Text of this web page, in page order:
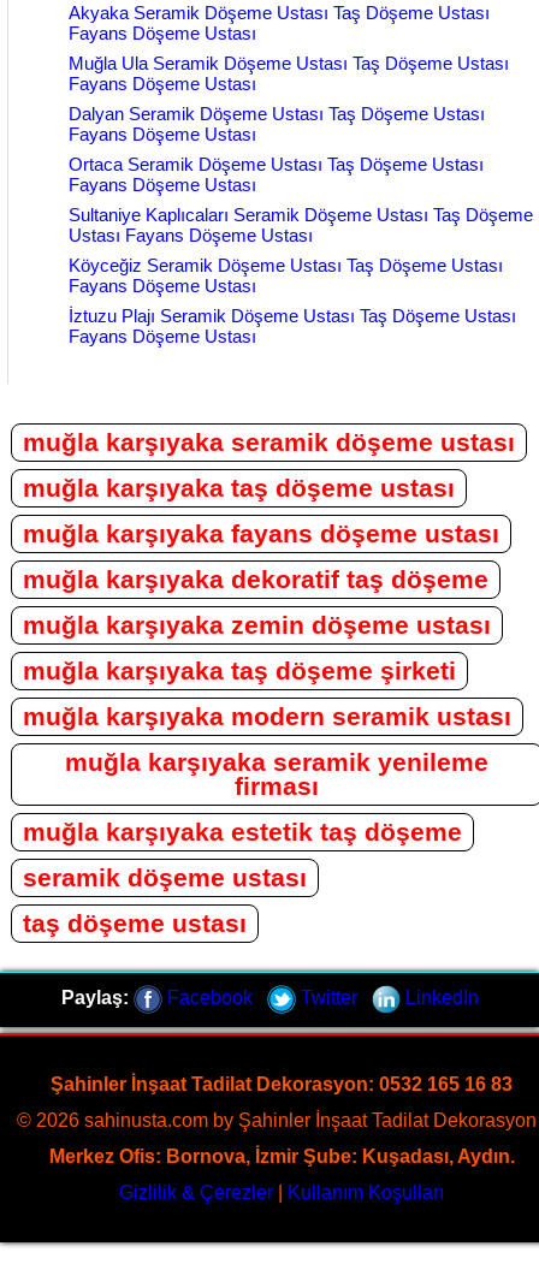
Akyaka Seramik Döşeme Ustası Taş Döşeme Ustası
Fayans Döşeme Ustası
Muğla Ula Seramik Döşeme Ustası Taş Döşeme Ustası
Fayans Döşeme Ustası
Dalyan Seramik Döşeme Ustası Taş Döşeme Ustası
Fayans Döşeme Ustası
Ortaca Seramik Döşeme Ustası Taş Döşeme Ustası
Fayans Döşeme Ustası
Sultaniye Kaplıcaları Seramik Döşeme Ustası Taş Döşeme
Ustası Fayans Döşeme Ustası
Köyceğiz Seramik Döşeme Ustası Taş Döşeme Ustası
Fayans Döşeme Ustası
İztuzu Plajı Seramik Döşeme Ustası Taş Döşeme Ustası
Fayans Döşeme Ustası
muğla karşıyaka seramik döşeme ustası
muğla karşıyaka taş döşeme ustası
muğla karşıyaka fayans döşeme ustası
muğla karşıyaka dekoratif taş döşeme
muğla karşıyaka zemin döşeme ustası
muğla karşıyaka taş döşeme şirketi
muğla karşıyaka modern seramik ustası
muğla karşıyaka seramik yenileme
firması
muğla karşıyaka estetik taş döşeme
seramik döşeme ustası
taş döşeme ustası
Paylaş: Facebook Twitter LinkedIn
Şahinler İnşaat Tadilat Dekorasyon: 0532 165 16 83
© 2026 sahinusta.com by Şahinler İnşaat Tadilat
Merkez Ofis: Bornova, İzmir Şube: Kuşadası, Aydın.
Gizlilik & Çerezler
Kullanım Koşulları